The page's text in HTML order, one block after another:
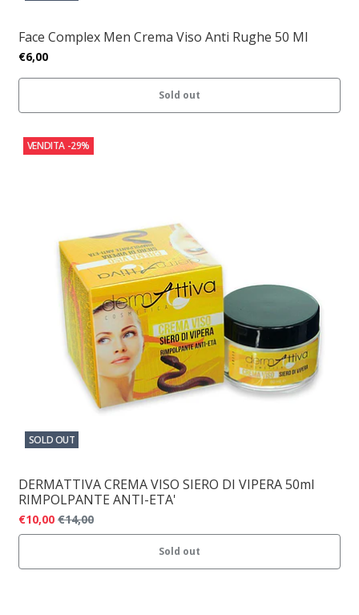
Face Complex Men Crema Viso Anti Rughe 50 Ml
€6,00
Sold out
VENDITA -29%
SOLD OUT
DERMATTIVA CREMA VISO SIERO DI VIPERA 50ml
RIMPOLPANTE ANTI-ETA'
€10,00 €14,00
Sold out